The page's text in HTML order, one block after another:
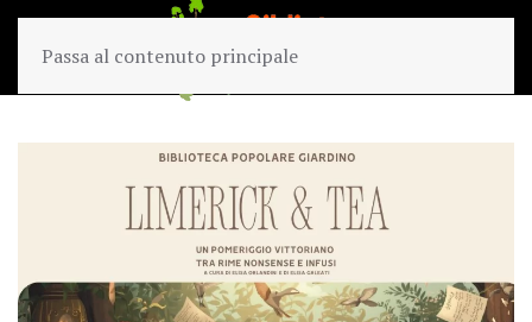
Passa al contenuto principale